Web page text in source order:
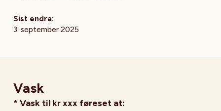
Sist endra:
3. september 2025
Vask
* Vask til kr xxx føreset at: